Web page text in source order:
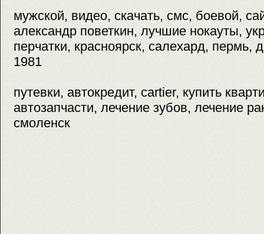
мужской, видео, скачать, смс, боевой,
александр поветкин, лучшие нокауты,
перчатки, красноярск, салехард, пермь,
1981
путевки, автокредит, cartier, купить
автозапчасти, лечение зубов, лечение
смоленск